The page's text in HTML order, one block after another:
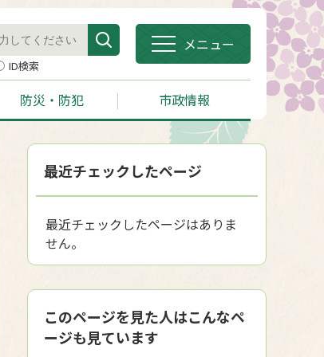
ID検索
メニュー
防災・防犯 市政情報
最近チェックしたページ
最近チェックしたページはありま
せん。
このページを見た人はこんなペ
ージも見ています